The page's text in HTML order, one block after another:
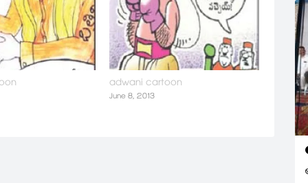
adwani cartoon
June 8, 2013